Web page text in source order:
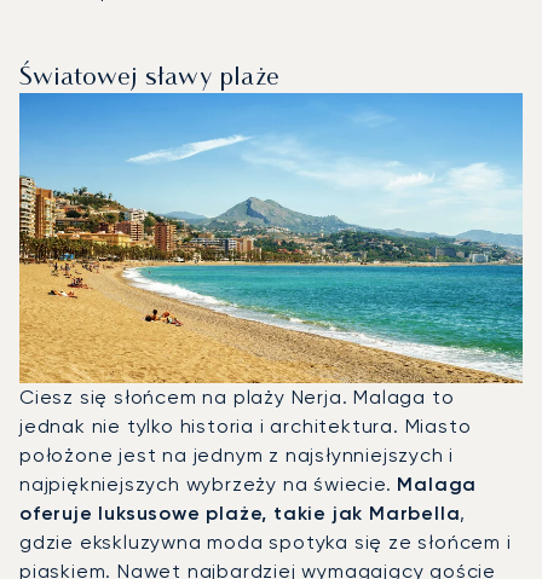
Światowej sławy plaże
Ciesz się słońcem na plaży Nerja. Malaga to
jednak nie tylko historia i architektura. Miasto
położone jest na jednym z najsłynniejszych i
najpiękniejszych wybrzeży na świecie. Malaga
oferuje luksusowe plaże, takie jak Marbella,
gdzie ekskluzywna moda spotyka się ze słońcem i
piaskiem. Nawet najbardziej wymagający goście